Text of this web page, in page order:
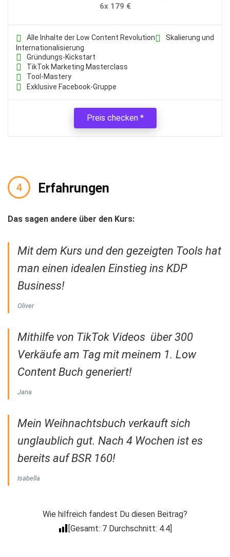
6x 179 €
Alle Inhalte der Low Content Revolution
Skalierung und
Internationalisierung
Gründungs-Kickstart
TikTok Marketing Masterclass
Tool-Mastery
Exklusive Facebook-Gruppe
Preis checken
Erfahrungen
Das sagen andere über den Kurs:
Mit dem Kurs und den gezeigten Tools hat
man einen idealen Einstieg ins KDP
Business!
Oliver
Mithilfe von TikTok Videos über 300
Verkäufe am Tag mit meinem 1. Low
Content Buch generiert!
Jana
Mein Weihnachtsbuch verkauft sich
unglaublich gut. Nach 4 Wochen ist es
bereits auf BSR 160!
Isabella
Wie hilfreich fandest Du diesen Beitrag?
[Gesamt: 7 Durchschnitt: 4.4]